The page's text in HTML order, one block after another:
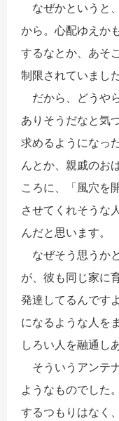
なぜかというと
から。心配ゆえか
するなとか、あそ
制限されていました
だから、どうや
ありそうだなと気
求めるようになっ
んとか、親戚のお
ころに、「風穴を
させてくれそうな
んだと思います。
なぜそう思うか
が、彼も同じ家に
発達してるんです
になるような人を
しろい人を融通し
そういうアンテ
ようなものでした
するつもりはなく